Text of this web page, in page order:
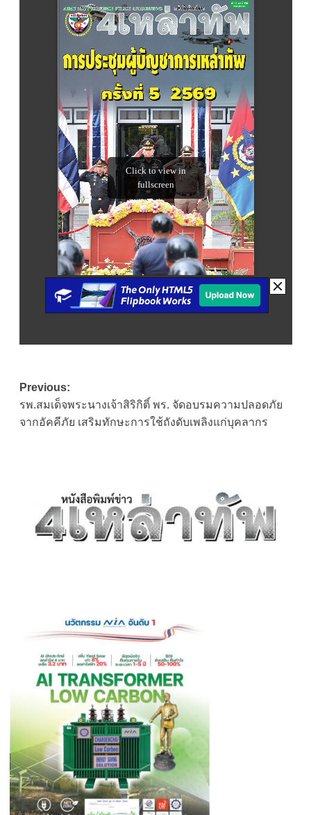
Post
navigation
Previous:
รพ.สมเด็จพระนางเจ้าสิริกิติ์ พร. จัดอบรมความปลอดภัย
จากอัคคีภัย เสริมทักษะการใช้ถังดับเพลิงแก่บุคลากร